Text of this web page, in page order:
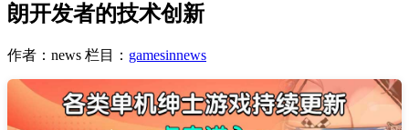
朗开发者的技术创新
作者：news 栏目： gamesinnews